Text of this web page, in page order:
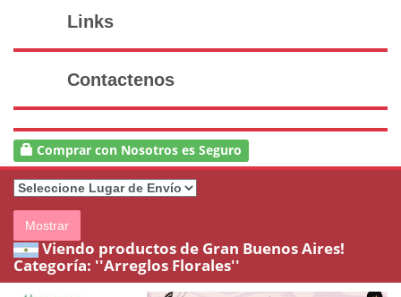
Links
Contactenos
Comprar con Nosotros es Seguro
Mostrar
Viendo productos de Gran Buenos Aires!
Categoría: ''Arreglos Florales''